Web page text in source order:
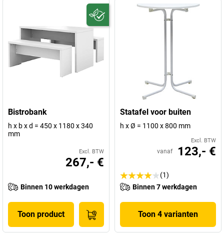
Bistrobank
h x b x d = 450 x 1180 x 340
mm
Excl. BTW
267,- €
Binnen 10 werkdagen
Toon product
Statafel voor buiten
h x Ø = 1100 x 800 mm
Excl. BTW
vanaf 123,- €
(1)
Binnen 7 werkdagen
Toon 4 varianten